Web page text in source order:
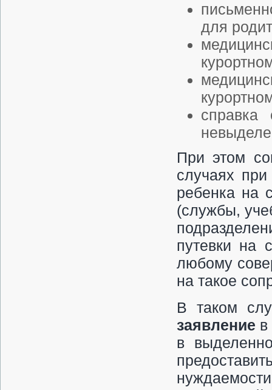
для
При этом
случаях
ребенка на
(службы,
путевки на
любому
на такое
В таком
заявление в
в